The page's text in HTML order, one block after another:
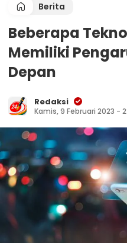
Berita
Beberapa
Memiliki
Depan
Redaksi
Kamis, 9 Februari 2023 -